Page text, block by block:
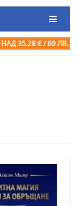
НАД 35.28 € / 69 ЛВ.